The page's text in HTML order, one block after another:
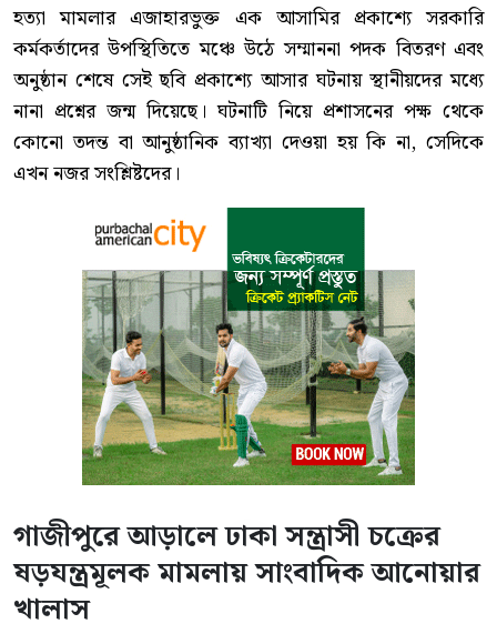
হত্যা মামলার এজাহারভুক্ত এক আসামির প্রকাশ্যে সরকারি
কর্মকর্তাদের উপস্থিতিতে মঞ্চে উঠে সম্মাননা পদক বিতরণ এবং
অনুষ্ঠান শেষে সেই ছবি প্রকাশ্যে আসার ঘটনায় স্থানীয়দের মধ্যে
নানা প্রশ্নের জন্ম দিয়েছে। ঘটনাটি নিয়ে প্রশাসনের পক্ষ থেকে
কোনো তদন্ত বা আনুষ্ঠানিক ব্যাখ্যা দেওয়া হয় কি না, সেদিকে
এখন নজর সংশ্লিষ্টদের।
গাজীপুরে আড়ালে ঢাকা সন্ত্রাসী চক্রের
ষড়যন্ত্রমূলক মামলায় সাংবাদিক আনোয়ার
খালাস